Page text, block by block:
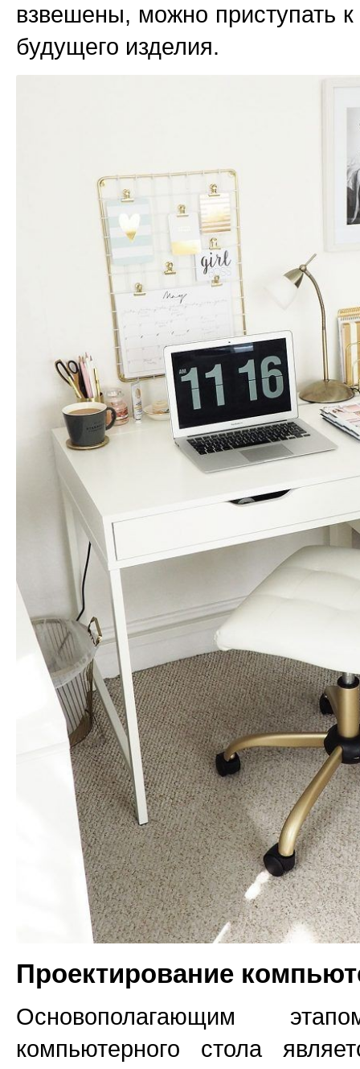
взвешены, можно приступать
будущего изделия.
Проектирование
Основополагающим
компьютерного стола